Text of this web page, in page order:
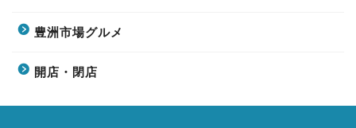
豊洲市場グルメ
開店・閉店